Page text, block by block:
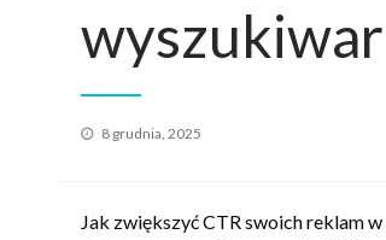
Opublikowane
8 grudnia, 2025
Jak zwiększyć CTR swoich reklam